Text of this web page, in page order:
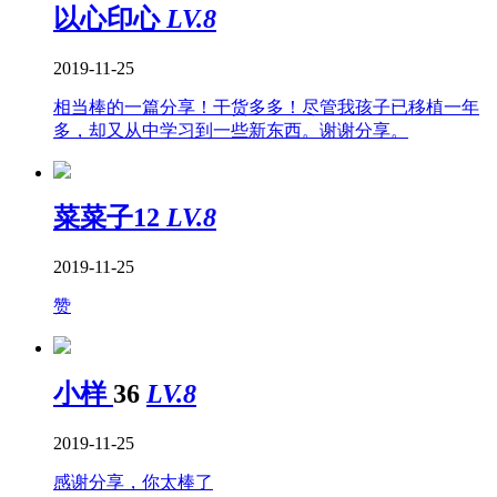
以心印心 LV.8
2019-11-25
相当棒的一篇分享！干货多多！尽管我孩子已移植一年
多，却又从中学习到一些新东西。谢谢分享。
菜菜子12 LV.8
2019-11-25
赞
小样 36 LV.8
2019-11-25
感谢分享，你太棒了